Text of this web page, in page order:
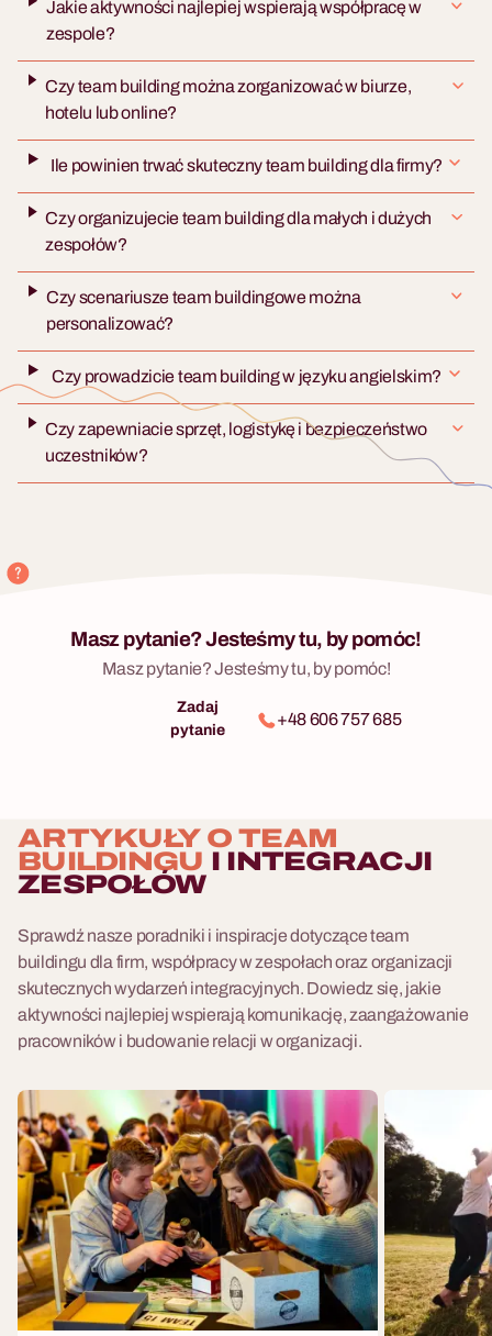
Jakie aktywności najlepiej wspierają współpracę w
zespole?
Czy team building można zorganizować w biurze,
hotelu lub online?
Ile powinien trwać skuteczny team building dla firmy?
Czy organizujecie team building dla małych i dużych
zespołów?
Czy scenariusze team buildingowe można
personalizować?
Czy prowadzicie team building w języku angielskim?
Czy zapewniacie sprzęt, logistykę i bezpieczeństwo
uczestników?
Masz pytanie? Jesteśmy tu, by pomóc!
Masz pytanie? Jesteśmy tu, by pomóc!
Zadaj
pytanie
+48 606 757 685
ARTYKUŁY O TEAM
BUILDINGU I INTEGRACJI
ZESPOŁÓW
Sprawdź nasze poradniki i inspiracje dotyczące team
buildingu dla firm, współpracy w zespołach oraz organizacji
skutecznych wydarzeń integracyjnych. Dowiedz się, jakie
aktywności najlepiej wspierają komunikację, zaangażowanie
pracowników i budowanie relacji w organizacji.